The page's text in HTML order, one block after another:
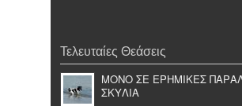
Τελευταίες Θεάσεις
ΜΟΝΟ ΣΕ ΕΡΗΜΙΚΕΣ
ΣΚΥΛΙΑ